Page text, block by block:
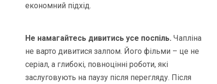
економний підхід.
Не намагайтесь дивитись усе поспіль.Чапліна
не варто дивитися залпом. Його фільми – це не
серіал, а глибокі, повноцінні роботи, які
заслуговують на паузу після перегляду. Після